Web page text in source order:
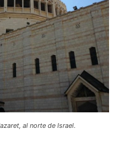
al norte de Israel.